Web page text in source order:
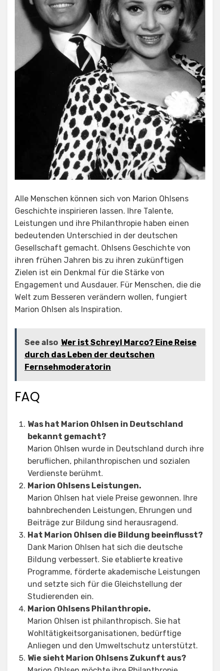
Alle Menschen können sich von Marion Ohlsens
Geschichte inspirieren lassen. Ihre Talente,
Leistungen und ihre Philanthropie haben einen
bedeutenden Unterschied in der deutschen
Gesellschaft gemacht. Ohlsens Geschichte von
ihren frühen Jahren bis zu ihren zukünftigen
Zielen ist ein Denkmal für die Stärke von
Engagement und Ausdauer. Für Menschen, die die
Welt zum Besseren verändern wollen, fungiert
Marion Ohlsen als Inspiration.
See also Wer ist Schreyl Marco? Eine Reise
durch das Leben der deutschen
Fernsehmoderatorin
FAQ
Was hat Marion Ohlsen in Deutschland
bekannt gemacht?
Marion Ohlsen wurde in Deutschland durch ihre
beruflichen, philanthropischen und sozialen
Verdienste berühmt.
Marion Ohlsens Leistungen.
Marion Ohlsen hat viele Preise gewonnen. Ihre
bahnbrechenden Leistungen, Ehrungen und
Beiträge zur Bildung sind herausragend.
Hat Marion Ohlsen die Bildung beeinflusst?
Dank Marion Ohlsen hat sich die deutsche
Bildung verbessert. Sie etablierte kreative
Programme, förderte akademische Leistungen
und setzte sich für die Gleichstellung der
Studierenden ein.
Marion Ohlsens Philanthropie.
Marion Ohlsen ist philanthropisch. Sie hat
Wohltätigkeitsorganisationen, bedürftige
Anliegen und den Umweltschutz unterstützt.
Wie sieht Marion Ohlsens Zukunft aus?